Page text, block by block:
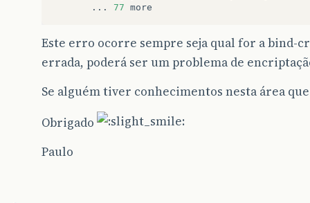
...
77 more
Este erro ocorre sempre seja qual for a bind-
errada, poderá ser um problema de
Se alguém tiver conhecimentos nesta área
Obrigado
Paulo